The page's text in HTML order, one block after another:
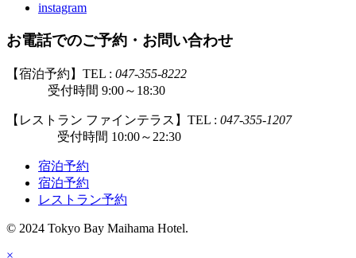
instagram
お電話でのご予約・お問い合わせ
【宿泊予約】TEL : 047-355-8222
受付時間 9:00～18:30
【レストラン ファインテラス】TEL : 047-355-1207
受付時間 10:00～22:30
宿泊予約
宿泊予約
レストラン予約
© 2024 Tokyo Bay Maihama Hotel.
×